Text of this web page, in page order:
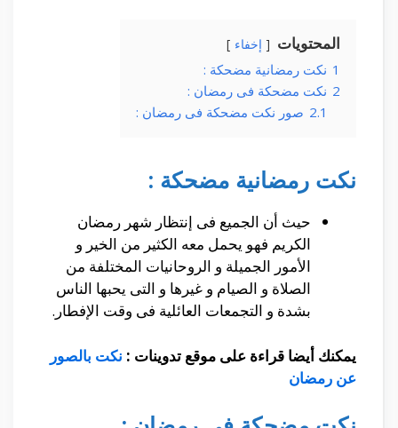
المحتويات إخفاء
1 نكت رمضانية مضحكة :
2 نكت مضحكة فى رمضان :
2.1 صور نكت مضحكة فى رمضان :
نكت رمضانية مضحكة :
حيث أن الجميع فى إنتظار شهر رمضان
الكريم فهو يحمل معه الكثير من الخير و
الأمور الجميلة و الروحانيات المختلفة من
الصلاة و الصيام و غيرها و التى يحبها الناس
بشدة و التجمعات العائلية فى وقت الإفطار.
يمكنك أيضا قراءة على موقع تدوينات : نكت بالصور
عن رمضان